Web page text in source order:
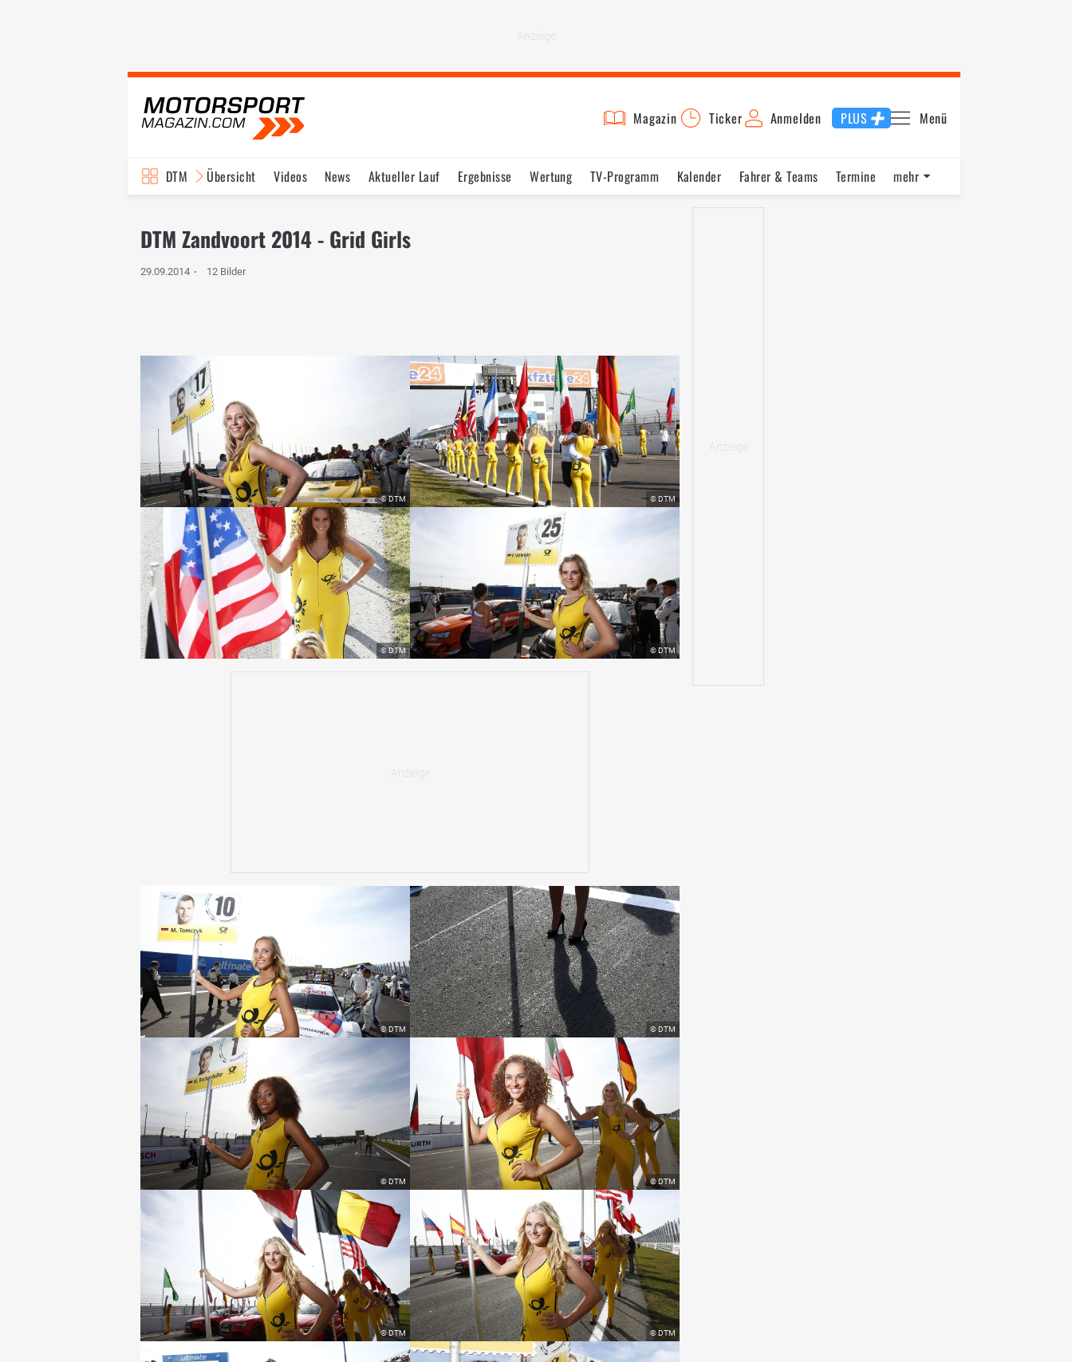
Magazin Ticker Anmelden PLUS Menü
DTM Übersicht Videos News Aktueller Lauf Ergebnisse Wertung TV-Programm Kalender Fahrer & Teams
Termine
mehr
DTM Zandvoort 2014 - Grid Girls
29.09.2014 12 Bilder